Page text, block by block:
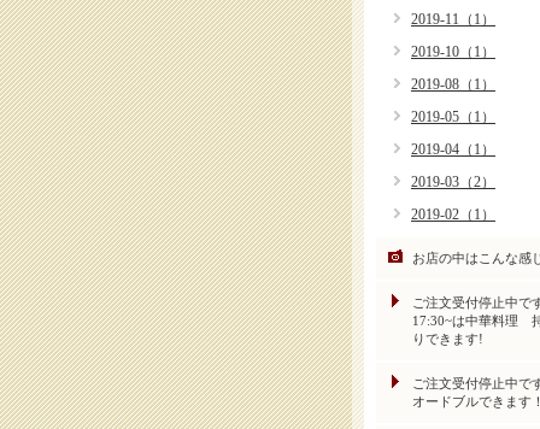
2019-11（1）
2019-10（1）
2019-08（1）
2019-05（1）
2019-04（1）
2019-03（2）
2019-02（1）
お店の中はこんな感
ご注文受付停止中で
17:30~は中華料理
りできます!
ご注文受付停止中で
オードブルできます！